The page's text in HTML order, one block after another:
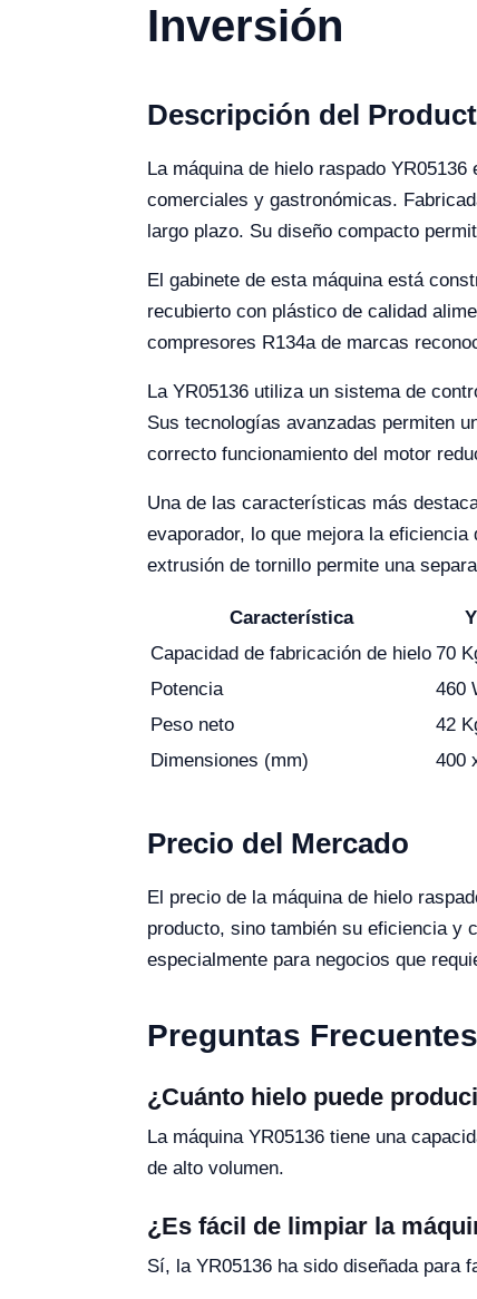
Inversión
Descripción del
La máquina de hielo raspado
comerciales y gastronómicas.
largo plazo. Su diseño compacto
El gabinete de esta máquina está
recubierto con plástico de calidad
compresores R134a de marcas
La YR05136 utiliza un sistema de
Sus tecnologías avanzadas permiten
correcto funcionamiento del motor
Una de las características más
evaporador, lo que mejora la
extrusión de tornillo permite una
Característica
Capacidad de fabricación de hielo 70
Potencia
460
Peso neto
42
Dimensiones (mm)
400
Precio del Mercado
El precio de la máquina de hielo
producto, sino también su eficiencia y
especialmente para negocios que
Preguntas Frecuentes
¿Cuánto hielo puede
La máquina YR05136 tiene una
de alto volumen.
¿Es fácil de limpiar la
Sí, la YR05136 ha sido diseñada para